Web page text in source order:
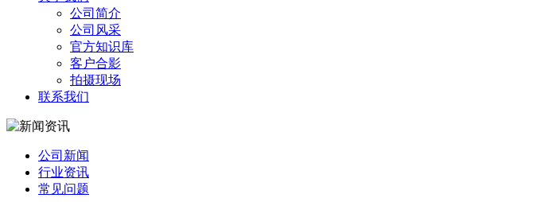
公司简介
公司风采
官方知识库
客户合影
拍摄现场
联系我们
公司新闻
行业资讯
常见问题